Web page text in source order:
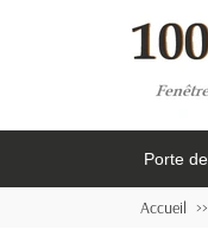
Porte
Accueil